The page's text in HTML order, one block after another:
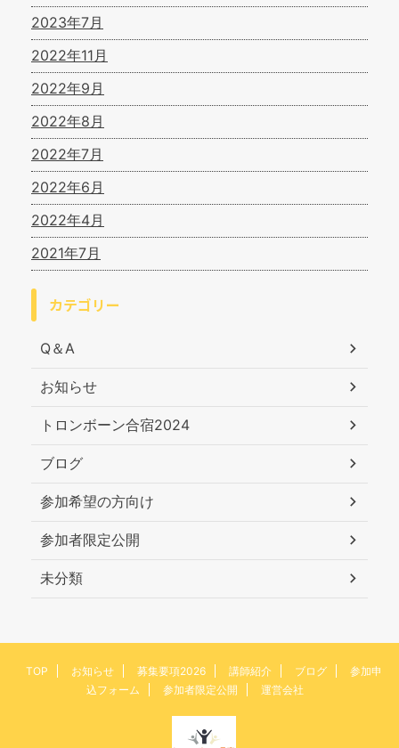
2023年7月
2022年11月
2022年9月
2022年8月
2022年7月
2022年6月
2022年4月
2021年7月
カテゴリー
Q＆A
お知らせ
トロンボーン合宿2024
ブログ
参加希望の方向け
参加者限定公開
未分類
TOP お知らせ 募集要項2026 講師紹介 ブログ
参加申
込フォーム
参加者限定公開 運営会社